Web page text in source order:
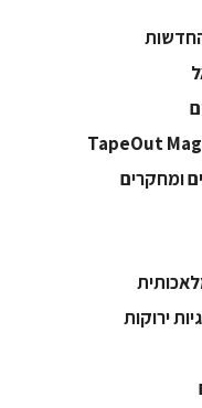
TapeOut
ומחקרים
ירוקות‬